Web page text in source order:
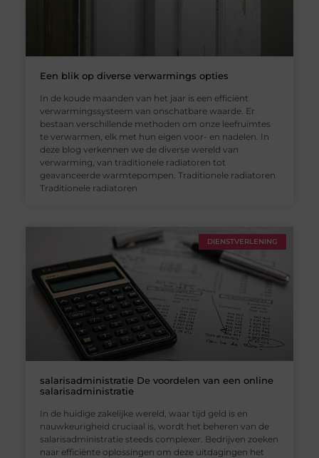
Een blik op diverse verwarmings opties
In de koude maanden van het jaar is een efficiënt
verwarmingssysteem van onschatbare waarde. Er
bestaan verschillende methoden om onze leefruimtes
te verwarmen, elk met hun eigen voor- en nadelen. In
deze blog verkennen we de diverse wereld van
verwarming, van traditionele radiatoren tot
geavanceerde warmtepompen. Traditionele radiatoren
Traditionele radiatoren
DIENSTVERLENING
salarisadministratie De voordelen van een online
salarisadministratie
In de huidige zakelijke wereld, waar tijd geld is en
nauwkeurigheid cruciaal is, wordt het beheren van de
salarisadministratie steeds complexer. Bedrijven zoeken
naar efficiënte oplossingen om deze uitdagingen het